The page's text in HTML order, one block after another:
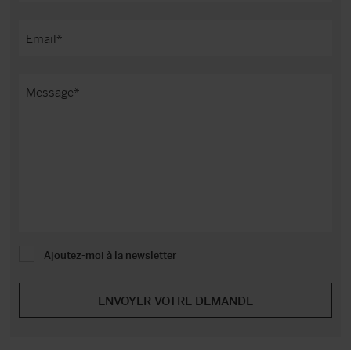
Ajoutez-moi à la newsletter